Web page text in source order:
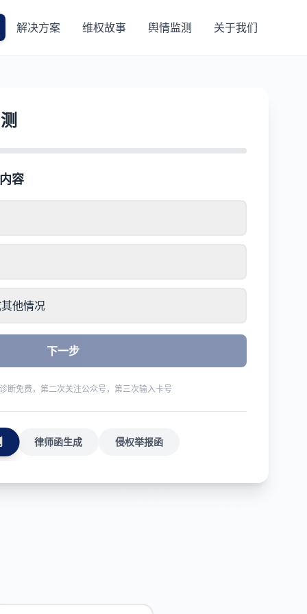
解决方案 维权故事 舆情监测 关于我们
容
他情况
下一步
断免费，第二次关注公众号，第三次输入卡号
律师函生成 侵权举报函